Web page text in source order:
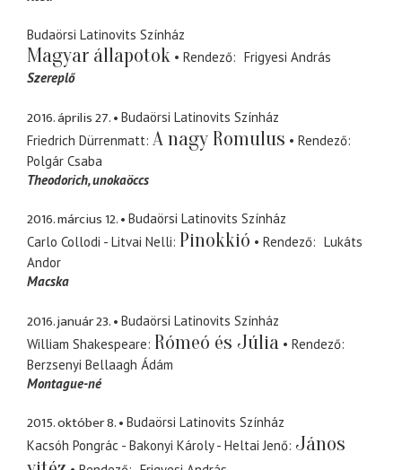
Budaörsi Latinovits Színház
Magyar állapotok Rendező
Frigyesi András
Szereplő
2016. április 27.
Budaörsi Latinovits Színház
Friedrich Dürrenmatt A nagy Romulus
Rendező
Polgár Csaba
Theodorich unokaöccs
2016. március 12.
Budaörsi Latinovits Színház
Carlo Collodi - Litvai Nelli Pinokkió Rendező
Lukáts
Andor
Macska
2016. január 23.
Budaörsi Latinovits Színház
William Shakespeare Rómeó és Júlia
Rendező
Berzsenyi Bellaagh Ádám
Montague-né
2015. október 8.
Budaörsi Latinovits Színház
Kacsóh Pongrác - Bakonyi Károly - Heltai Jenő János